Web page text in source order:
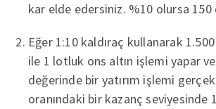
kar elde edersiniz. %10 olursa 150
Eğer 1:10 kaldıraç kullanarak
ile 1 lotluk ons altın işlemi yapar
değerinde bir yatırım işlemi
oranındaki bir kazanç seviyesinde